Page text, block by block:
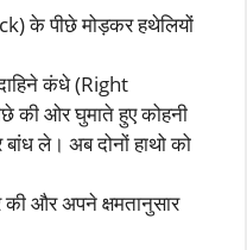
के पीछे मोड़कर हथेलियों
कंधे (Right
की ओर घुमाते हुए कोहनी
ले। अब दोनों हाथो को
और अपने क्षमतानुसार